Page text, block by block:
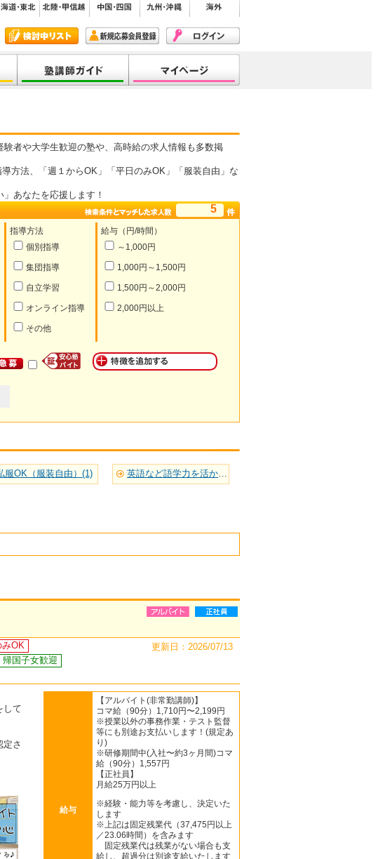
者や大学生歓迎の塾や、高時給の求人情報も多数掲
方法、「週１からOK」「平日のみOK」「服装自由」な
あなたを応援します！
5
指導方法
個別指導
集団指導
自立学習
オンライン指導
その他
給与（円/時間）
～1,000円
1,000円～1,500円
1,500円～2,000円
2,000円以上
服OK（服装自由）(1) 英語など語学力を活かせる(3)
みOK
帰国子女歓迎
更新日：2026/07/13
して
さ
給与
【アルバイト(非常勤講師)】
コマ給（90分）1,710円〜2,199円
※授業以外の事務作業・テスト監督
等にも別途お支払いします！(規定あ
り)
※研修期間中(入社〜約3ヶ月間)コマ
給（90分）1,557円
【正社員】
月給25万円以上
※経験・能力等を考慮し、決定いた
します
※上記は固定残業代（37,475円以上
／23.06時間）を含みます
固定残業代は残業がない場合も支
給し、超過分は別途支給いたします